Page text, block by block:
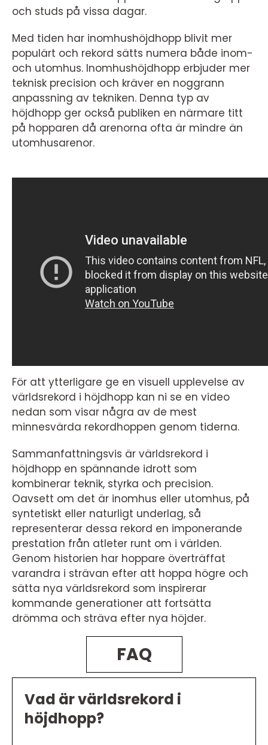
och studs på vissa dagar.
Med tiden har inomhushöjdhopp blivit mer
populärt och rekord sätts numera både inom-
och utomhus. Inomhushöjdhopp erbjuder mer
teknisk precision och kräver en noggrann
anpassning av tekniken. Denna typ av
höjdhopp ger också publiken en närmare titt
på hopparen då arenorna ofta är mindre än
utomhusarenor.
För att ytterligare ge en visuell upplevelse av
världsrekord i höjdhopp kan ni se en video
nedan som visar några av de mest
minnesvärda rekordhoppen genom tiderna.
Sammanfattningsvis är världsrekord i
höjdhopp en spännande idrott som
kombinerar teknik, styrka och precision.
Oavsett om det är inomhus eller utomhus, på
syntetiskt eller naturligt underlag, så
representerar dessa rekord en imponerande
prestation från atleter runt om i världen.
Genom historien har hoppare överträffat
varandra i strävan efter att hoppa högre och
sätta nya världsrekord som inspirerar
kommande generationer att fortsätta
drömma och sträva efter nya höjder.
FAQ
Vad är världsrekord i
höjdhopp?